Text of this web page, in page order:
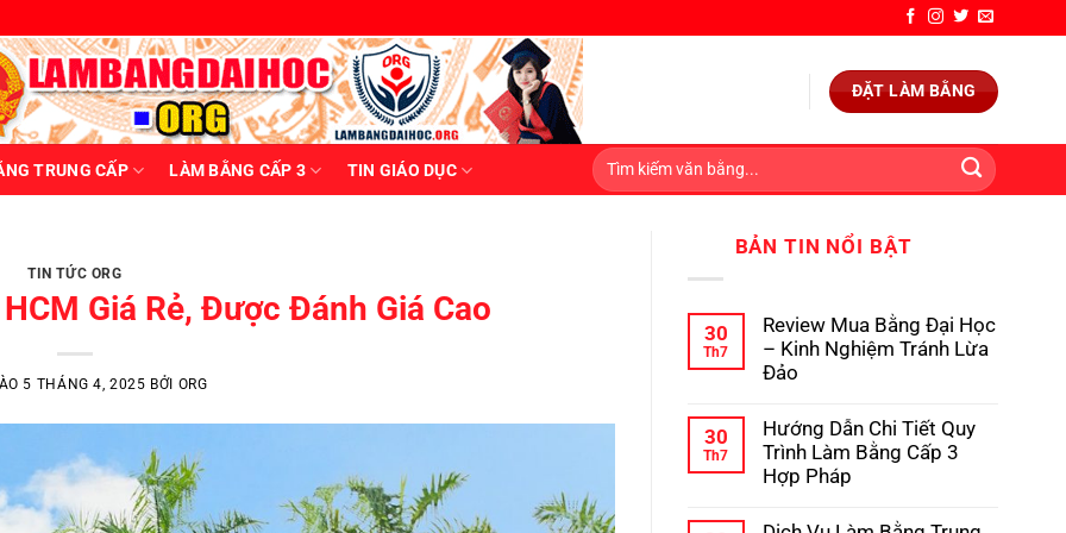
ĐẶT LÀM BẰNG
TRUNG CẤP LÀM BẰNG CẤP 3 TIN GIÁO DỤC
luôn là một mảng xám được bàn tán sôi [...]
ĐỌC TIẾP→
TIN TỨC ORG
Giá Rẻ, Được Đánh Giá Cao
5 THÁNG 4, 2025 BỞI ORG
BẢN TIN NỔI BẬT
30
Th7
Review Mua Bằng Đại Học
– Kinh Nghiệm Tránh Lừa
Đảo
bình
luận
ở
Review
30
Th7
Hướng Dẫn Chi Tiết Quy
Trình Làm Bằng Cấp 3
Hợp Pháp